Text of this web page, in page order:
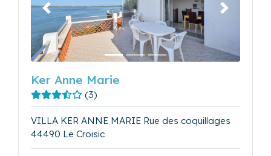
Précédent Suivant
Ker Anne Marie
(3)
VILLA KER ANNE MARIE Rue des coquillages
44490 Le Croisic